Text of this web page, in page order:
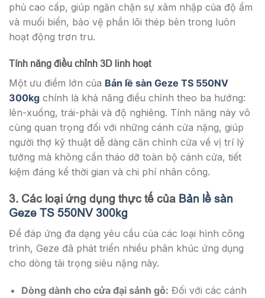
phủ cao cấp, giúp ngăn chặn sự xâm nhập của độ ẩm
và muối biển, bảo vệ phần lõi thép bên trong luôn
hoạt động trơn tru.
Tính năng điều chỉnh 3D linh hoạt
Một ưu điểm lớn của Bản lề sàn Geze TS 550NV
300kg chính là khả năng điều chỉnh theo ba hướng:
lên-xuống, trái-phải và độ nghiêng. Tính năng này vô
cùng quan trọng đối với những cánh cửa nặng, giúp
người thợ kỹ thuật dễ dàng căn chỉnh cửa về vị trí lý
tưởng mà không cần tháo dỡ toàn bộ cánh cửa, tiết
kiệm đáng kể thời gian và chi phí nhân công.
3. Các loại ứng dụng thực tế của Bản lề sàn
Geze TS 550NV 300kg
Để đáp ứng đa dạng yêu cầu của các loại hình công
trình, Geze đã phát triển nhiều phân khúc ứng dụng
cho dòng tải trọng siêu nặng này.
Dòng dành cho cửa đại sảnh gỗ: Đối với các cánh